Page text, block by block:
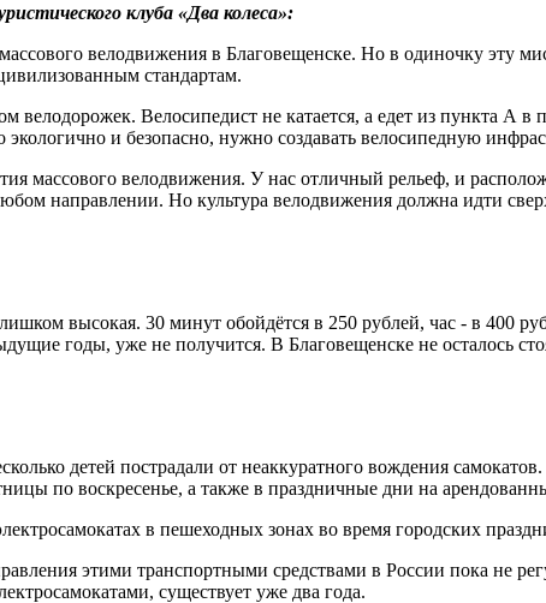
клуба «Два колеса»:
массового велодвижения в Благовещенске. Но в одиночку
стандартам.
велодорожек. Велосипедист не катается, а едет из пункта
и безопасно, нужно создавать велосипедную
массового велодвижения. У нас отличный рельеф, и
направлении. Но культура велодвижения должна идти
высокая. 30 минут обойдётся в 250 рублей, час - в 400
годы, уже не получится. В Благовещенске не осталось
детей пострадали от неаккуратного вождения
по воскресенье, а также в праздничные дни на
в пешеходных зонах во время городских
этими транспортными средствами в России пока не
существует уже два года.